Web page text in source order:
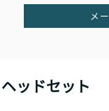
メ
ヘッドセット